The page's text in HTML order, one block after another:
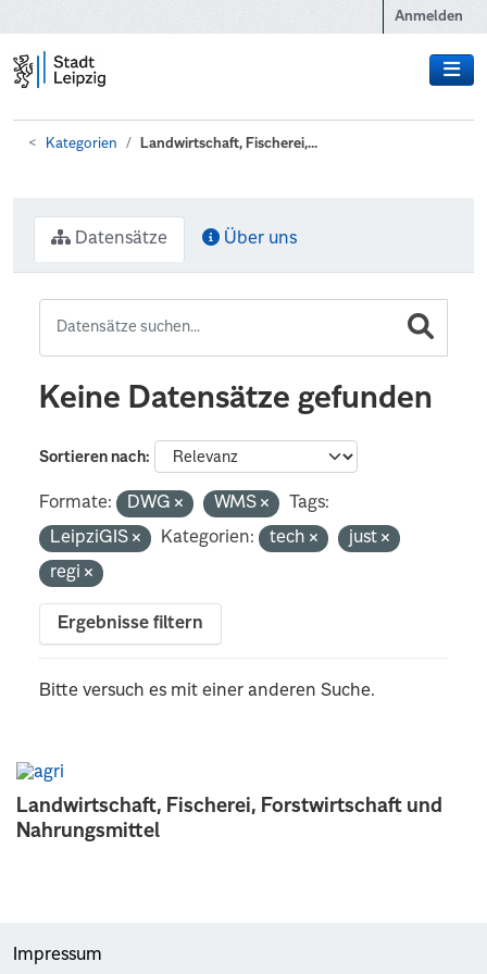
Anmelden
Kategorien Landwirtschaft, Fischerei,...
Landwirtschaft, Fischerei, Forstwirtschaft und
Nahrungsmittel
Datensätze Über uns
Keine Datensätze gefunden
Sortieren nach
Formate: DWG WMS
Tags:
LeipziGIS
Kategorien: tech
just
regi
Ergebnisse filtern
Bitte versuch es mit einer anderen Suche.
Impressum